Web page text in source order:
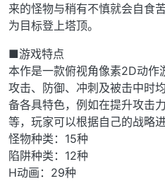
来的怪物与稍有不慎就会自食
为目标登上塔顶。
■游戏特点
本作是一款俯视角像素2D动作
攻击、防御、冲刺及被击中时
备各具特色，例如在提升攻击
等，玩家可以根据自己的战略
怪物种类：15种
陷阱种类：12种
H动画：29种